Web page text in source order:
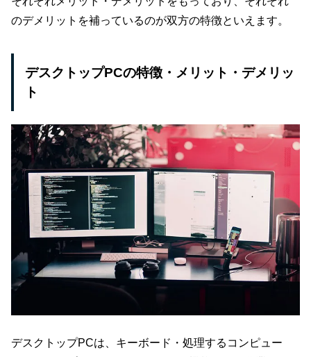
のデメリットを補っているのが双方の特徴といえます。
デスクトップPCの特徴・メリット・デメリッ
ト
デスクトップPCは、キーボード・処理するコンピュー